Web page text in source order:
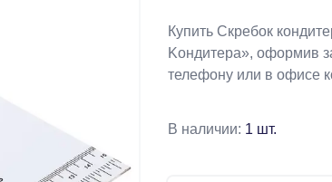
Купить Скребок
Koндитeрa», оформив
телефону или в офисе
В наличии: 1 шт.